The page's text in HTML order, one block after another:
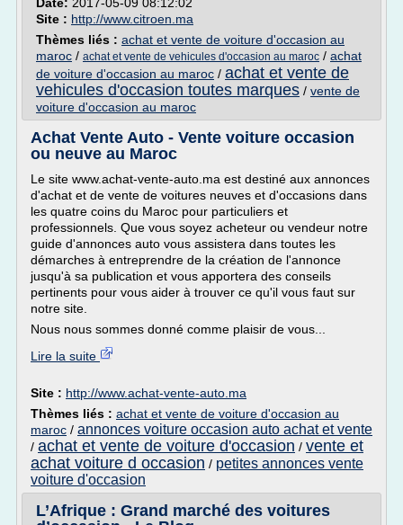
Site : http://www.citroen.ma
Thèmes liés : achat et vente de voiture d'occasion au
maroc / achat et vente de vehicules d'occasion au maroc / achat
de voiture d'occasion au maroc / achat et vente de
vehicules d'occasion toutes marques / vente de
voiture d'occasion au maroc
Achat Vente Auto - Vente voiture occasion
ou neuve au Maroc
Le site www.achat-vente-auto.ma est destiné aux annonces
d'achat et de vente de voitures neuves et d'occasions dans
les quatre coins du Maroc pour particuliers et
professionnels. Que vous soyez acheteur ou vendeur notre
guide d'annonces auto vous assistera dans toutes les
démarches à entreprendre de la création de l'annonce
jusqu'à sa publication et vous apportera des conseils
pertinents pour vous aider à trouver ce qu'il vous faut sur
notre site.
Nous nous sommes donné comme plaisir de vous...
Lire la suite
Site : http://www.achat-vente-auto.ma
Thèmes liés : achat et vente de voiture d'occasion au
maroc / annonces voiture occasion auto achat et vente
/ achat et vente de voiture d'occasion / vente et
achat voiture d occasion / petites annonces vente
voiture d'occasion
L’Afrique : Grand marché des voitures